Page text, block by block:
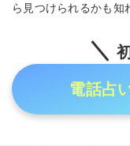
ら見つけられるかも知
電話占